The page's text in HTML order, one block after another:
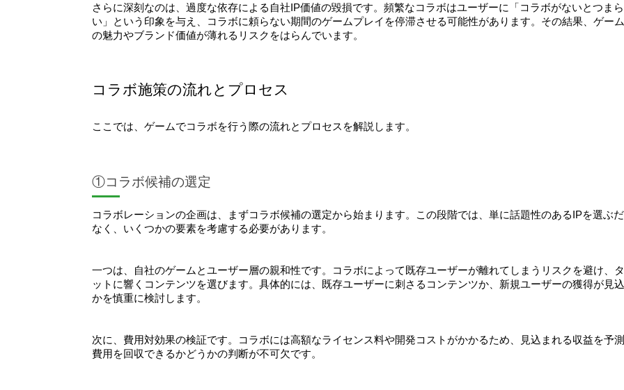
さらに深刻なのは、過度な依存による自社IP価値の毀損です。頻繁なコラボはユーザーに「コラボがないとつま
い」という印象を与え、コラボに頼らない期間のゲームプレイを停滞させる可能性があります。その結果、ゲー
の魅力やブランド価値が薄れるリスクをはらんでいます。
コラボ施策の流れとプロセス
ここでは、ゲームでコラボを行う際の流れとプロセスを解説します。
①コラボ候補の選定
コラボレーションの企画は、まずコラボ候補の選定から始まります。この段階では、単に話題性のあるIPを選ぶ
なく、いくつかの要素を考慮する必要があります。
一つは、自社のゲームとユーザー層の親和性です。コラボによって既存ユーザーが離れてしまうリスクを避け、
ットに響くコンテンツを選びます。具体的には、既存ユーザーに刺さるコンテンツか、新規ユーザーの獲得が見
かを慎重に検討します。
次に、費用対効果の検証です。コラボには高額なライセンス料や開発コストがかかるため、見込まれる収益を予測
費用を回収できるかどうかの判断が不可欠です。